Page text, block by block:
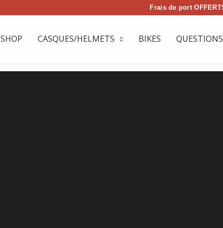
Frais de port
SHOP CASQUES/HELMETS BIKES